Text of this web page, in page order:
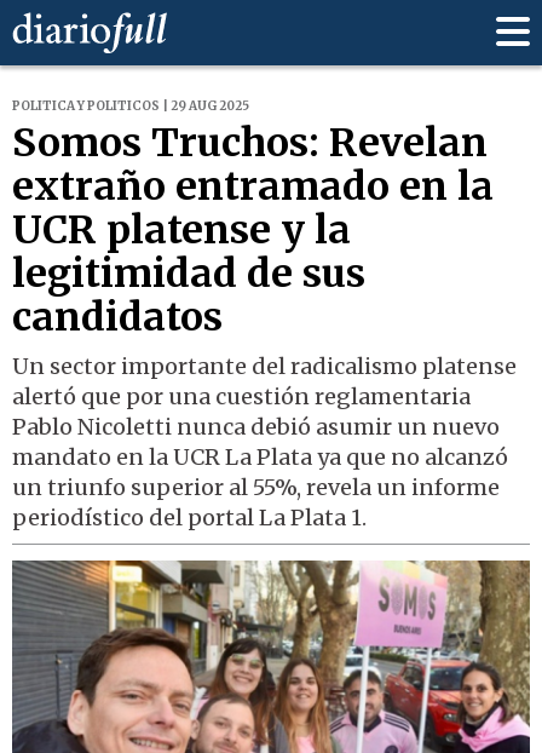
POLITICA Y POLITICOS | 29 AUG 2025
Somos Truchos: Revelan
extraño entramado en la
UCR platense y la
legitimidad de sus
candidatos
Un sector importante del radicalismo platense
alertó que por una cuestión reglamentaria
Pablo Nicoletti nunca debió asumir un nuevo
mandato en la UCR La Plata ya que no alcanzó
un triunfo superior al 55%, revela un informe
periodístico del portal La Plata 1.